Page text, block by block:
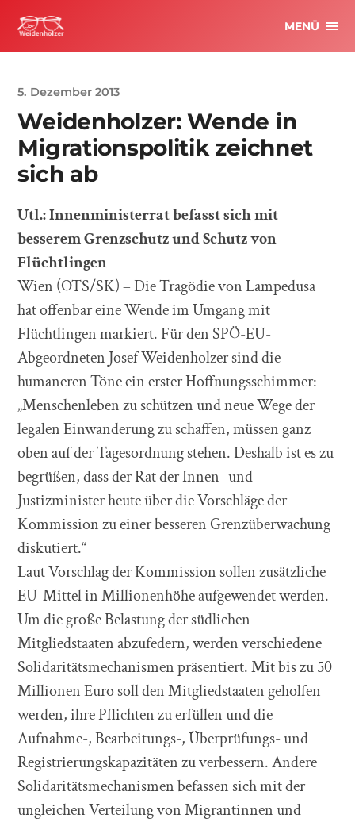
MENÜ
5. Dezember 2013
Weidenholzer: Wende in
Migrationspolitik zeichnet
sich ab
Utl.: Innenministerrat befasst sich mit
besserem Grenzschutz und Schutz von
Flüchtlingen
Wien (OTS/SK) – Die Tragödie von Lampedusa
hat offenbar eine Wende im Umgang mit
Flüchtlingen markiert. Für den SPÖ-EU-
Abgeordneten Josef Weidenholzer sind die
humaneren Töne ein erster Hoffnungsschimmer:
„Menschenleben zu schützen und neue Wege der
legalen Einwanderung zu schaffen, müssen ganz
oben auf der Tagesordnung stehen. Deshalb ist es zu
begrüßen, dass der Rat der Innen- und
Justizminister heute über die Vorschläge der
Kommission zu einer besseren Grenzüberwachung
diskutiert.“
Laut Vorschlag der Kommission sollen zusätzliche
EU-Mittel in Millionenhöhe aufgewendet werden.
Um die große Belastung der südlichen
Mitgliedstaaten abzufedern, werden verschiedene
Solidaritätsmechanismen präsentiert. Mit bis zu 50
Millionen Euro soll den Mitgliedstaaten geholfen
werden, ihre Pflichten zu erfüllen und die
Aufnahme-, Bearbeitungs-, Überprüfungs- und
Registrierungskapazitäten zu verbessern. Andere
Solidaritätsmechanismen befassen sich mit der
ungleichen Verteilung von Migrantinnen und